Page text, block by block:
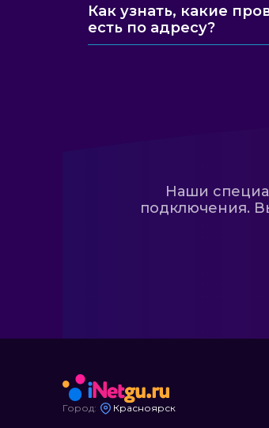
Как узнать, какие
есть по адресу?
Наши
подключения.
Город: Красноярск